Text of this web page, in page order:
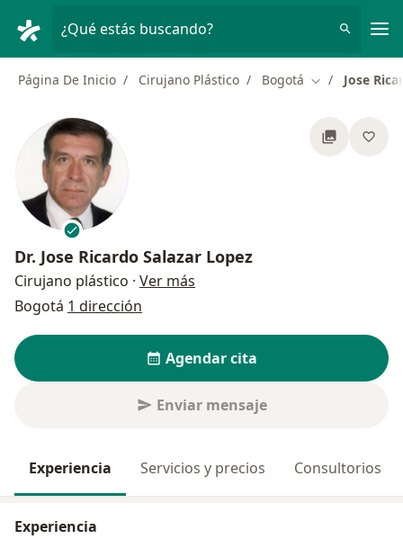
¿Qué estás buscando?
Página De Inicio Cirujano Plástico Bogotá Cambiar de
Jose
Dr. Jose Ricardo Salazar Lopez
Cirujano plástico · Ver más
Bogotá 1 dirección
Agendar cita
Enviar mensaje
Experiencia Servicios y precios Consultorios
Experiencia